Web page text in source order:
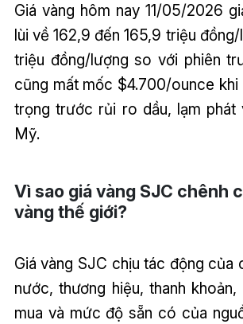
Giá vàng hôm nay 11/05/2026
lùi về 162,9 đến 165,9 triệu
triệu đồng/lượng so với phiên
cũng mất mốc $4.700/ounce khi
trọng trước rủi ro dầu, lạm phát
Mỹ.
Vì sao giá vàng SJC chênh
vàng thế giới?
Giá vàng SJC chịu tác động của
nước, thương hiệu, thanh
mua và mức độ sẵn có của